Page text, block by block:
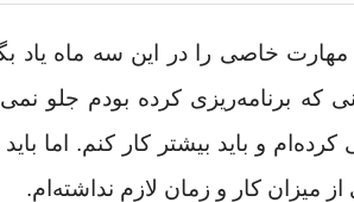
مهارت خاصی را در این سه ماه یاد
که برنامه‌ریزی کرده بودم جلو
و باید بیشتر کار کنم. اما باید
میزان کار و زمان لازم نداشته‌ام.